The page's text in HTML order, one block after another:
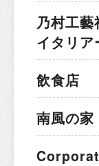
乃村工
イタリア
飲食店
南風の家